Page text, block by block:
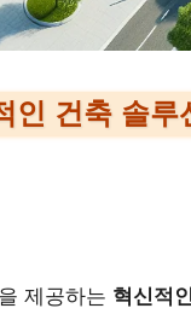
인 건축 솔루
을 제공하는 혁신적